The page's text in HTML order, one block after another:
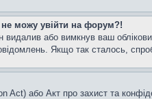
не можу увійти на форум?!
видалив або вимкнув ваш
Якщо так сталось,
або Акт про захист та